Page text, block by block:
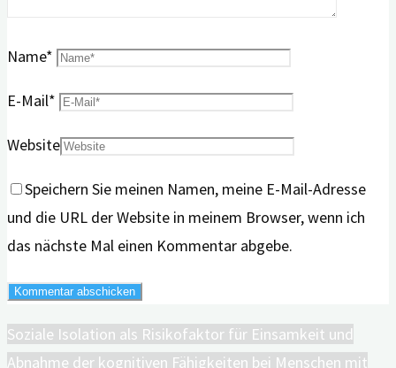
Name*
E-Mail*
Website
Speichern Sie meinen Namen, meine E-Mail-Adresse
und die URL der Website in meinem Browser, wenn ich
das nächste Mal einen Kommentar abgebe.
Soziale Isolation als Risikofaktor für Einsamkeit und
Abnahme der kognitiven Fähigkeiten bei Menschen mit